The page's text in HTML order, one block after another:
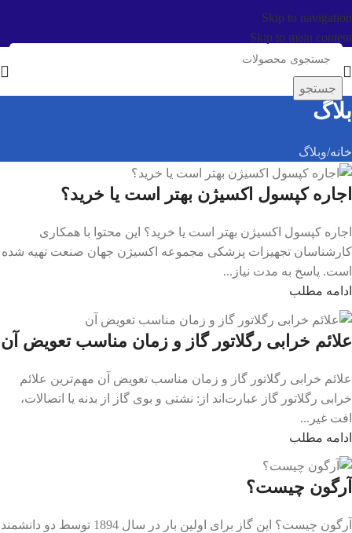
Skip to navigation
Skip to main content
جستجو
بلاگ
خانه وبلاگ
اجاره کپسول اکسیژن بهتر است یا خرید؟
اجاره کپسول اکسیژن بهتر است یا خرید؟ این محتوا با همکاری
کارشناسان تجهیزات پزشکی مجموعه اکسیژن جهان صنعت تهیه شده
است. پاسخ به مدت نیاز...
ادامه مطلب
علائم خرابی رگلاتور گاز و زمان مناسب تعویض آن
علائم خرابی رگلاتور گاز و زمان مناسب تعویض آن مهم‌ترین علائم
خرابی رگلاتور گاز عبارت‌اند از: نشتی و بوی گاز از بدنه یا اتصالات،
افت غیر...
ادامه مطلب
آرگون چیست؟
آرگون چیست؟ این گاز برای اولین بار در سال 1894 توسط دو دانشمند